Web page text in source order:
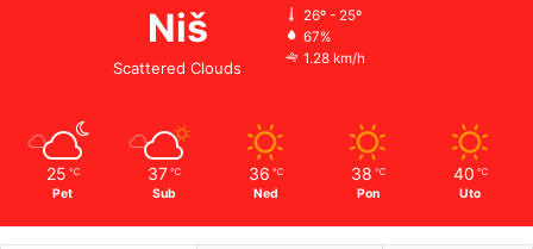
Niš
Scattered Clouds
26º - 25º
67%
1.28 km/h
25 ℃
Pet
37 ℃
Sub
36 ℃
Ned
38 ℃
Pon
40 ℃
Uto